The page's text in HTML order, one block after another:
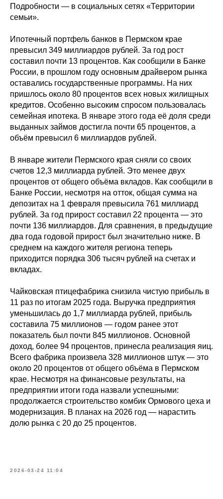
Подробности — в социальных сетях «Территории
семьи».
Ипотечный портфель банков в Пермском крае
превысил 349 миллиардов рублей. За год рост
составил почти 13 процентов. Как сообщили в Банке
России, в прошлом году основным драйвером рынка
оставались государственные программы. На них
пришлось около 80 процентов всех новых жилищных
кредитов. Особенно высоким спросом пользовалась
семейная ипотека. В январе этого года её доля среди
выданных займов достигла почти 65 процентов, а
объём превысил 6 миллиардов рублей.
В январе жители Пермского края сняли со своих
счетов 12,3 миллиарда рублей. Это менее двух
процентов от общего объёма вкладов. Как сообщили в
Банке России, несмотря на отток, общая сумма на
депозитах на 1 февраля превысила 761 миллиард
рублей. За год прирост составил 22 процента — это
почти 136 миллиардов. Для сравнения, в предыдущие
два года годовой прирост был значительно ниже. В
среднем на каждого жителя региона теперь
приходится порядка 306 тысяч рублей на счетах и
вкладах.
Чайковская птицефабрика снизила чистую прибыль в
11 раз по итогам 2025 года. Выручка предприятия
уменьшилась до 1,7 миллиарда рублей, прибыль
составила 75 миллионов — годом ранее этот
показатель был почти 845 миллионов. Основной
доход, более 94 процентов, принесла реализация яиц.
Всего фабрика произвела 328 миллионов штук — это
около 20 процентов от общего объёма в Пермском
крае. Несмотря на финансовые результаты, на
предприятии итоги года назвали успешными:
продолжается строительство комбик Ормового цеха и
модернизация. В планах на 2026 год — нарастить
долю рынка с 20 до 25 процентов.
2026-03-24 11:04